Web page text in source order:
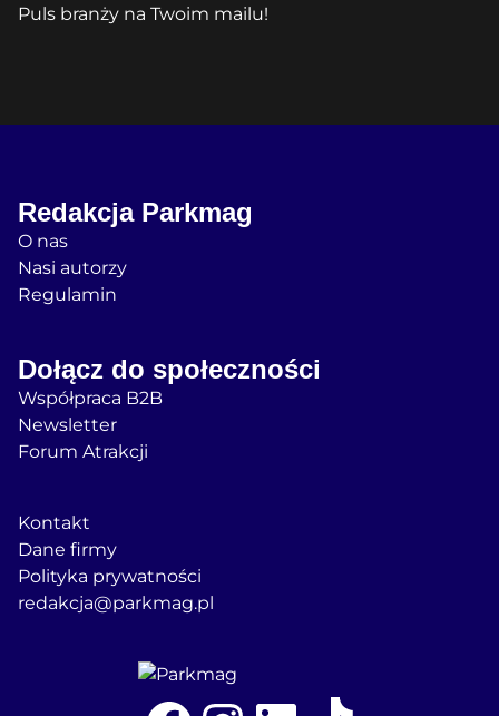
Puls branży na Twoim mailu!
Redakcja Parkmag
O nas
Nasi autorzy
Regulamin
Dołącz do społeczności
Współpraca B2B
Newsletter
Forum Atrakcji
Kontakt
Dane firmy
Polityka prywatności
redakcja@parkmag.pl